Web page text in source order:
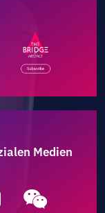
Medien